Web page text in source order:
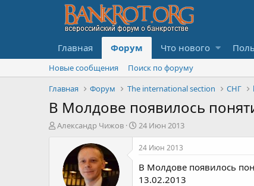
Главная Форум Что нового
Новые сообщения
Поиск по форуму
Главная
Форум The international section СНГ
В Молдове появилось
А
Александр Чижов
Д
а
т
н
а
24 Июн 2013
24 Июн 2013
В Молдове появилось
13.02.2013